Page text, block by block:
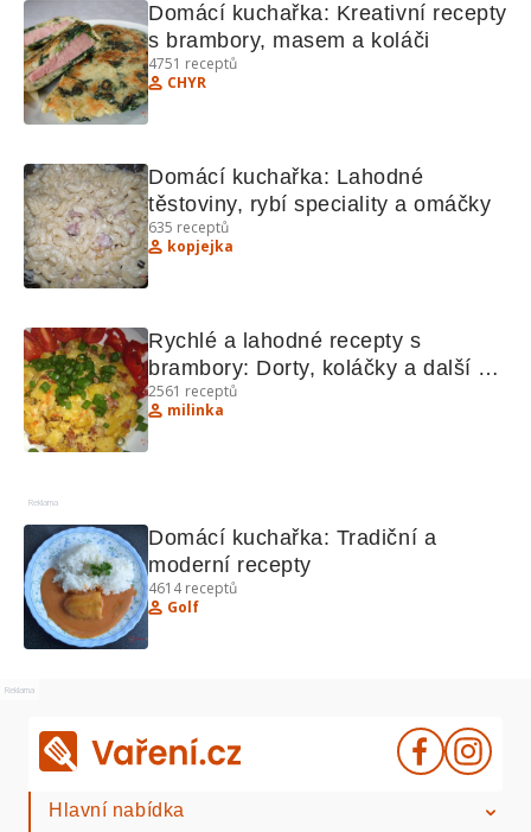
Domácí kuchařka: Kreativní recepty
s brambory, masem a koláči
4751 receptů
CHYR
Domácí kuchařka: Lahodné
těstoviny, rybí speciality a omáčky
635 receptů
kopjejka
Rychlé a lahodné recepty s
brambory: Dorty, koláčky a další
lahůdky
2561 receptů
milinka
Reklama
Domácí kuchařka: Tradiční a
moderní recepty
4614receptů
Golf
Reklama
Hlavní nabídka